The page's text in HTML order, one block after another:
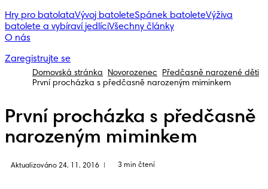
Hry pro batolataVývoj batoleteSpánek batoleteVýživa
batolete a vybíraví jedlíciVšechny články
O nás
Zaregistrujte se
Domovská stránka Novorozenec
Předčasně narozené děti
První procházka s předčasně narozeným miminkem
První procházka s předčasně
narozeným miminkem
Aktualizováno 24. 11. 2016 3 min čtení